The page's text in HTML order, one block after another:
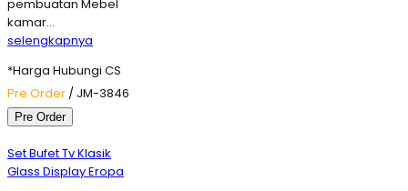
pembuatan Mebel
kamar…
selengkapnya
*Harga Hubungi CS
Pre Order / JM-3846
Pre Order
Set Bufet Tv Klasik
Glass Display Eropa